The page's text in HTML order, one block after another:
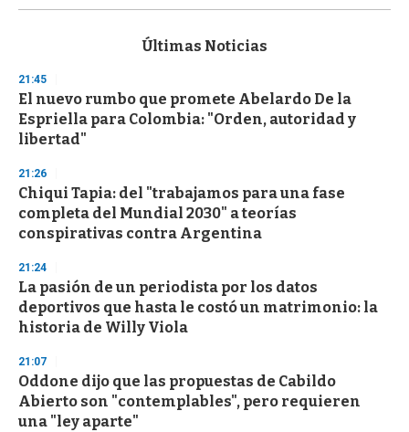
s
d
s
o
f
3
s
e
c
o
n
Últimas Noticias
21:45
El nuevo rumbo que promete Abelardo De la
Espriella para Colombia: "Orden, autoridad y
libertad"
21:26
Chiqui Tapia: del "trabajamos para una fase
completa del Mundial 2030" a teorías
conspirativas contra Argentina
21:24
La pasión de un periodista por los datos
deportivos que hasta le costó un matrimonio: la
historia de Willy Viola
21:07
Oddone dijo que las propuestas de Cabildo
Abierto son "contemplables", pero requieren
una "ley aparte"